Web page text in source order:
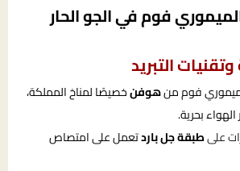
فوم في الجو الحار
التبريد
فوم منهوفنخصيصًا لمناخ المملكة،
بحرية.
علىطبقة جل باردتعمل على امتصاص